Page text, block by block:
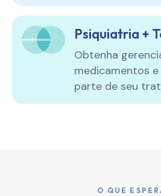
Psiquiatria +
Obtenha
medicamentos
parte de seu
O QUE